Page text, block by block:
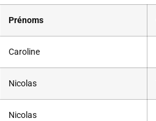
Prénoms
Caroline
Nicolas
Nicolas